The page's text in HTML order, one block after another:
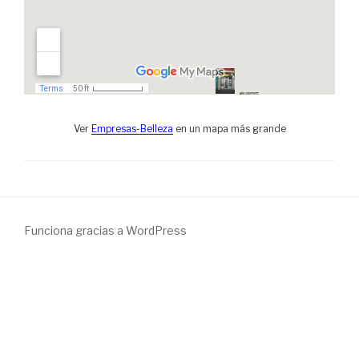
Ver Empresas-Belleza en un mapa más grande
Funciona gracias a WordPress